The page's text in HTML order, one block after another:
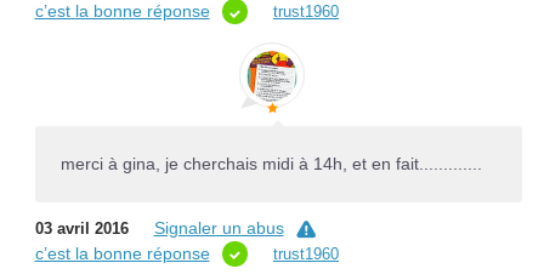
c’est la bonne réponse
trust1960
merci à gina, je cherchais midi à 14h, et en fait.............
03 avril 2016
Signaler un abus
c’est la bonne réponse
trust1960